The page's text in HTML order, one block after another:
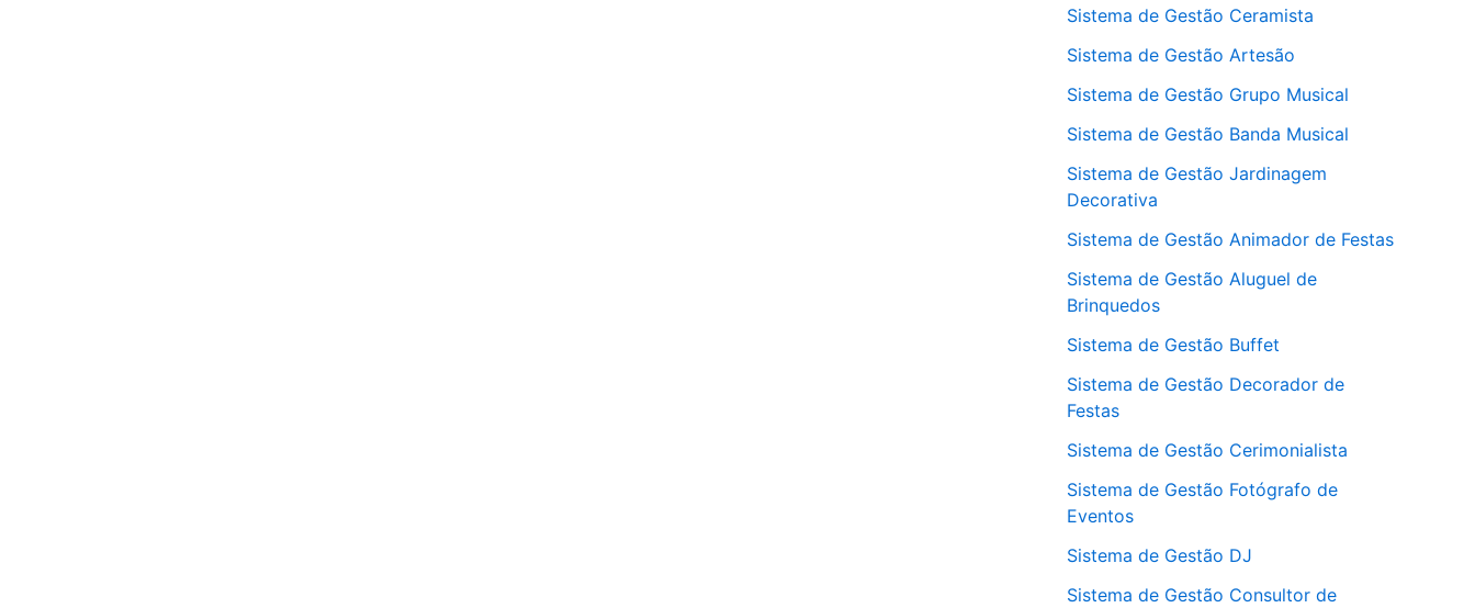
Sistema de Gestão Ceramista
Sistema de Gestão Artesão
Sistema de Gestão Grupo Musical
Sistema de Gestão Banda Musical
Sistema de Gestão Jardinagem
Decorativa
Sistema de Gestão Animador de Festas
Sistema de Gestão Aluguel de
Brinquedos
Sistema de Gestão Buffet
Sistema de Gestão Decorador de
Festas
Sistema de Gestão Cerimonialista
Sistema de Gestão Fotógrafo de
Eventos
Sistema de Gestão DJ
Sistema de Gestão Consultor de